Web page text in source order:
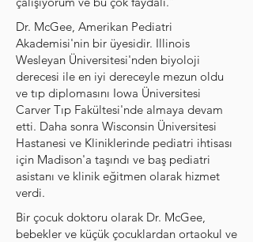
Dr. McGee, Amerikan Pediatri
Akademisi'nin bir üyesidir. Illinois
Wesleyan Üniversitesi'nden biyoloji
derecesi ile en iyi dereceyle mezun oldu
ve tıp diplomasını Iowa Üniversitesi
Carver Tıp Fakültesi'nde almaya devam
etti. Daha sonra Wisconsin Üniversitesi
Hastanesi ve Kliniklerinde pediatri ihtisası
için Madison'a taşındı ve baş pediatri
asistanı ve klinik eğitmen olarak hizmet
verdi.
Bir çocuk doktoru olarak Dr. McGee,
bebekler ve küçük çocuklardan ortaokul ve